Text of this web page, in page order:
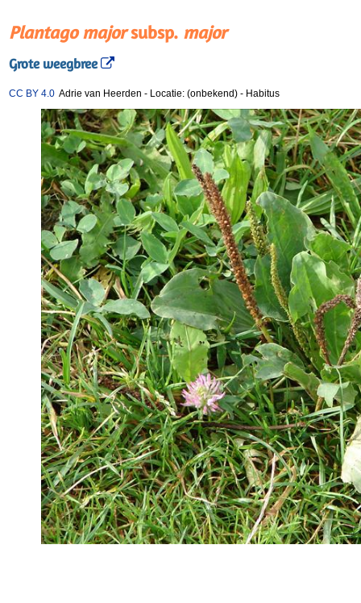
Plantago majorsubsp. major
Grote weegbree
CC BY 4.0 Adrie van Heerden - Locatie: (onbekend) - Habitus